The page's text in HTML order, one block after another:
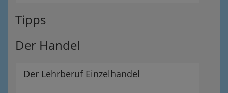
Tipps
Der Handel
Der Lehrberuf Einzelhandel